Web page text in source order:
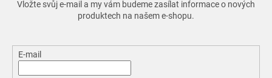
Vložte svůj e-mail a my vám budeme zasílat informace o nových
produktech na našem e-shopu.
E-mail